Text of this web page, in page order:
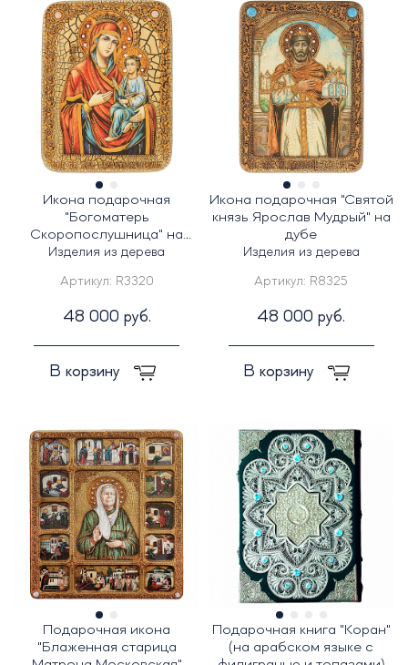
Икона подарочная
"Богоматерь
Скоропослушница" на
дубе
Изделия из дерева
Артикул: R3320
48 000 руб.
В корзину
Икона подарочная "Святой
князь Ярослав Мудрый" на
дубе
Изделия из дерева
Артикул: R8325
48 000 руб.
В корзину
Подарочная икона
"Блаженная старица
Подарочная книга "Коран"
(на арабском языке с